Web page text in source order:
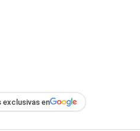
en